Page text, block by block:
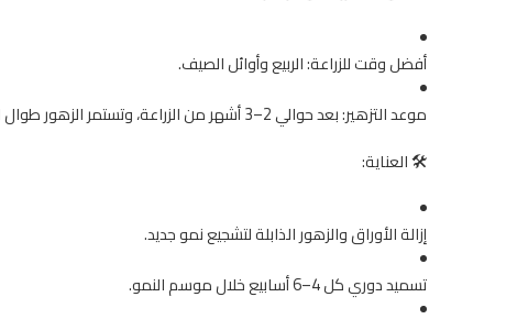
أفضل وقت للزراعة: الربيع وأوائل الصيف.
موعد التزهير: بعد حوالي 2–3 أشهر من الزراعة، وتستمر الزهور طوال الموسم.
🛠️ العناية:
إزالة الأوراق والزهور الذابلة لتشجيع نمو جديد.
تسميد دوري كل 4–6 أسابيع خلال موسم النمو.